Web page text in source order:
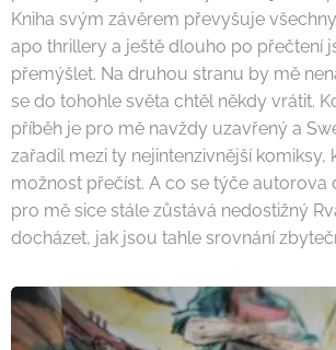
Kniha svým závěrem převyšuje
apo thrillery a ještě dlouho po přečtení
přemýšlet. Na druhou stranu by mě
se do tohohle světa chtěl někdy vrátit.
příběh je pro mě navždy uzavřený a
zařadil mezi ty nejintenzivnější komiksy,
možnost přečíst. A co se týče autorova
pro mě sice stále zůstává nedostižný
docházet, jak jsou tahle srovnání